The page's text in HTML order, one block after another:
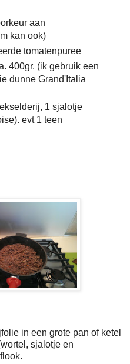
aan
kan ook)
tomatenpuree
400gr. (ik gebruik een
dunne Grand'Italia
1 sjalotje
evt 1 teen
in een grote pan of ketel
sjalotje en